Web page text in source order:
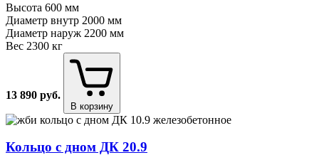
Высота 600 мм
Диаметр внутр 2000 мм
Диаметр наруж 2200 мм
Вес 2300 кг
13 890 руб.
В корзину
Кольцо с дном ДК 20.9